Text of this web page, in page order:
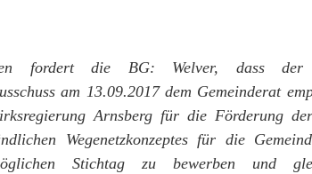
fordert die BG: Welver, dass
am 13.09.2017 dem Gemeinderat
Arnsberg für die Förderung
Wegenetzkonzeptes für die
Stichtag zu bewerben und